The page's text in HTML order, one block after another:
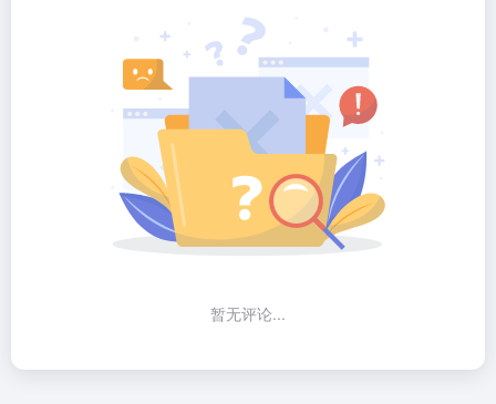
暂无评论...